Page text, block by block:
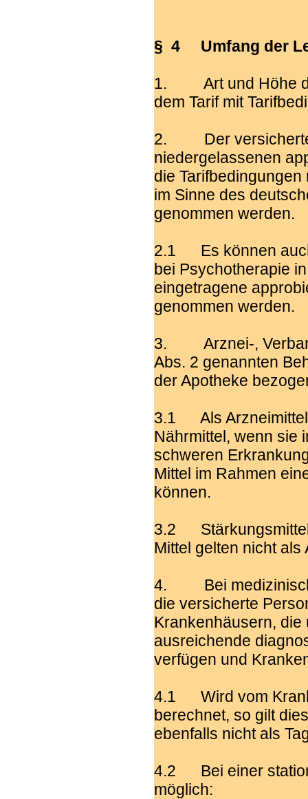
§ 4 Umfang der
1. Art und Höhe
dem Tarif mit
2. Der versicherten
niedergelassenen
die
im Sinne des
genommen werden.
2.1 Es können
bei Psychotherapie
eingetragene
genommen werden.
3. Arznei-,
Abs. 2 genannten
der Apotheke
3.1 Als Arzneimittel
Nährmittel, wenn sie
schweren
Mittel im Rahmen
können.
3.2 Stärkungsmittel
Mittel gelten nicht als
4. Bei medizinisch
die versicherte
Krankenhäusern,
ausreichende
verfügen und
4.1 Wird vom
berechnet, so gilt
ebenfalls nicht als
4.2 Bei einer
möglich: